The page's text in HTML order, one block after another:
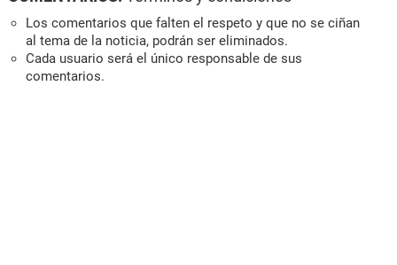
Los comentarios que falten el respeto y que no se ciñan
al tema de la noticia, podrán ser eliminados.
Cada usuario será el único responsable de sus
comentarios.